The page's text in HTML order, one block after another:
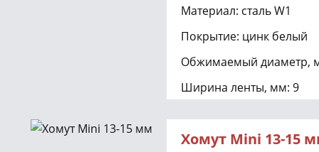
Материал: сталь W1
Покрытие: цинк белый
Обжимаемый диаметр,
Ширина ленты, мм: 9
шланга с внутренним
Хомут Mini 13-15